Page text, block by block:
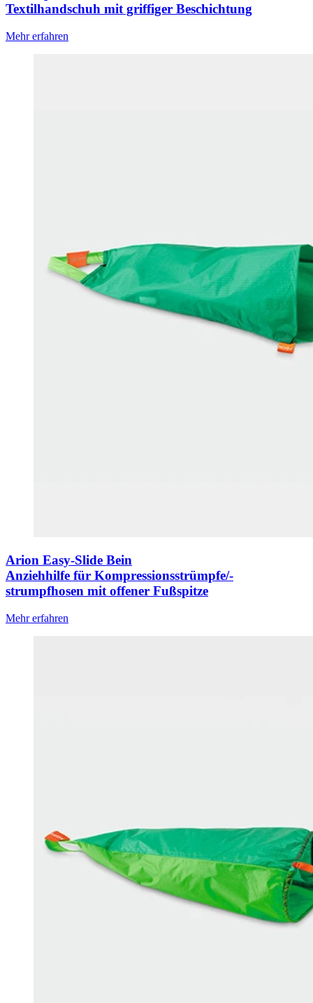
Textilhandschuh mit griffiger Beschichtung
Mehr erfahren
Arion Easy-Slide Bein
Anziehhilfe für Kompressionsstrümpfe/-
strumpfhosen mit offener Fußspitze
Mehr erfahren